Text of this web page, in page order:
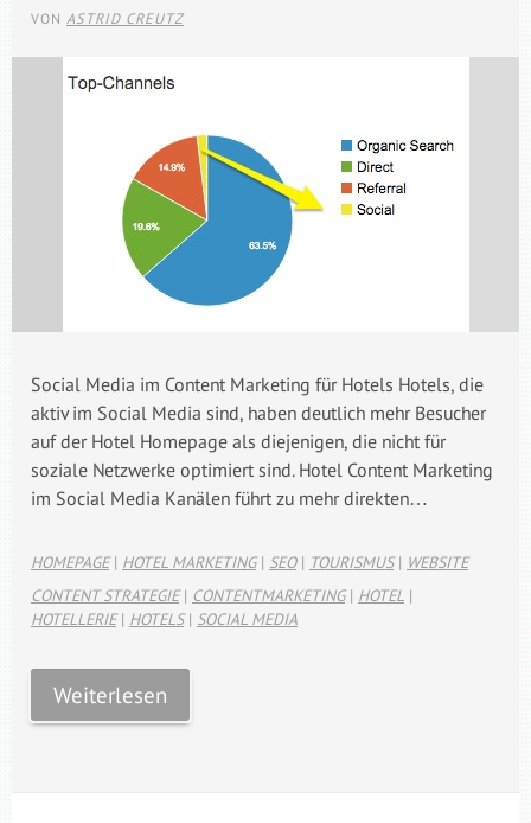
VON ASTRID CREUTZ
Social Media im Content Marketing für Hotels Hotels, die
aktiv im Social Media sind, haben deutlich mehr Besucher
auf der Hotel Homepage als diejenigen, die nicht für
soziale Netzwerke optimiert sind. Hotel Content Marketing
im Social Media Kanälen führt zu mehr direkten…
HOMEPAGE| HOTEL MARKETING| SEO| TOURISMUS| WEBSITE
CONTENT STRATEGIE| CONTENTMARKETING| HOTEL |
HOTELLERIE| HOTELS| SOCIAL MEDIA
Weiterlesen